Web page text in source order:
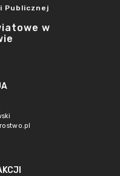
Publicznej
w